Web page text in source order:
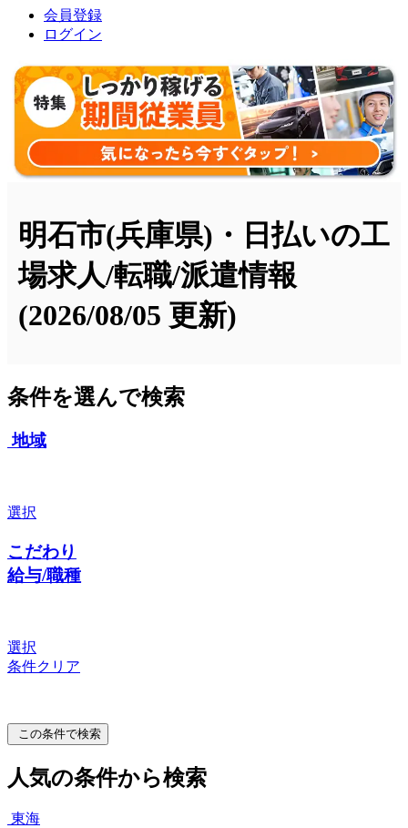
会員登録
ログイン
明石市(兵庫県)・日払いの工
場求人/転職/派遣情報
(2026/08/05 更新)
条件を選んで検索
地域
選択
こだわり
給与/職種
選択
条件クリア
この条件で検索
人気の条件から検索
東海